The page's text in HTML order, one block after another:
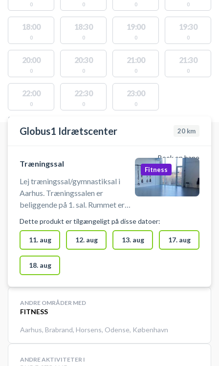
0 0 0 0
18:00
0
18:30
0
19:00
0
19:30
0
20:00
0
20:30
0
21:00
0
21:30
0
22:00
0
22:30
0
23:00
0
STEDER MED LEDIGE AKTIVITETER
Globus1 Idrætscenter 20 km
Book en bane
Træningssal
Lej træningssal/gymnastiksal i
Aarhus. Træningssalen er
beliggende på 1. sal. Rummet er
medbringe udstyr. Boldspil er ikke
tilladt. Man skal bruge indendørs
sko. Anlægget er bemandet.
Fitness
Dette produkt er tilgængeligt på disse datoer:
11. aug 12. aug 13. aug 17. aug
18. aug
ANDRE OMRÅDER MED
FITNESS
Aarhus, Brabrand, Horsens, Odense, København
ANDRE AKTIVITETER I